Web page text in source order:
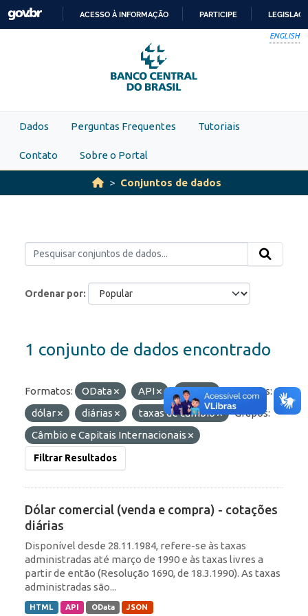
Skip to main content
PARA
O
CONTEÚDO
ACESSO À INFORMAÇÃO PARTICIPE
ENGLISH
Dados Perguntas Frequentes Tutoriais
Contato Sobre o Portal
Conjuntos de dados
Ordenar por
1 conjunto de dados encontrado
Formatos: OData API JSON
Etiquetas:
dólar
diárias taxas de câmbio
Grupos:
Câmbio e Capitais Internacionais
Filtrar Resultados
Dólar comercial (venda e compra) - cotações
diárias
Disponível desde 28.11.1984, refere-se às taxas
administradas até março de 1990 e às taxas livres a
partir de então (Resolução 1690, de 18.3.1990). As taxas
administradas são...
HTML API OData JSON